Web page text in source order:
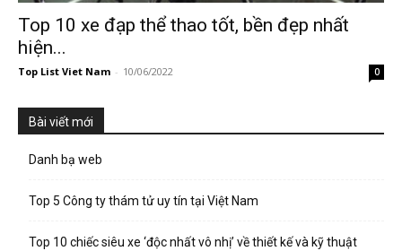
Top 10 xe đạp thể thao tốt, bền đẹp nhất
hiện...
Top List Viet Nam - 10/06/2022 0
Bài viết mới
Danh bạ web
Top 5 Công ty thám tử uy tín tại Việt Nam
Top 10 chiếc siêu xe ‘độc nhất vô nhị’ về thiết kế và kỹ thuật